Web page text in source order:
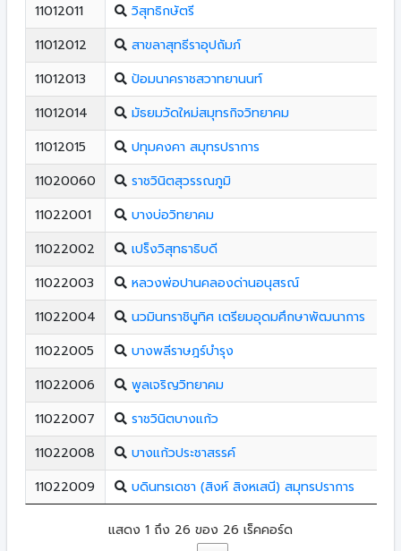
11012011
วิสุทธิกษัตรี
11012012
สาขลาสุทธีราอุปถัมภ์
11012013
ป้อมนาคราชสวาทยานนท์
11012014
มัธยมวัดใหม่สมุทรกิจวิทยาคม
11012015
ปทุมคงคา สมุทรปราการ
11020060
ราชวินิตสุวรรณภูมิ
11022001
บางบ่อวิทยาคม
11022002
เปร็งวิสุทธาธิบดี
11022003
หลวงพ่อปานคลองด่านอนุสรณ์
11022004
นวมินทราชินูทิศ เตรียมอุดมศึกษาพัฒนาการ
11022005
บางพลีราษฎร์บำรุง
11022006
พูลเจริญวิทยาคม
11022007
ราชวินิตบางแก้ว
11022008
บางแก้วประชาสรรค์
11022009
บดินทรเดชา (สิงห์ สิงหเสนี) สมุทรปราการ
แสดง 1 ถึง 26 ของ 26 เร็คคอร์ด